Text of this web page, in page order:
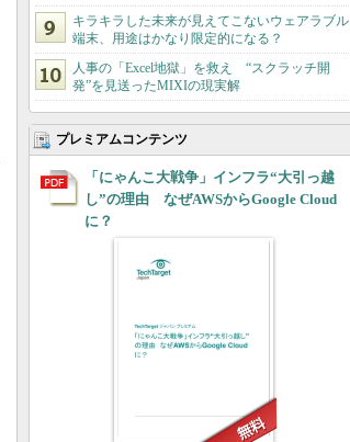
キラキラした未来が見えてこないウェアラブル
端末、用途はかなり限定的になる？
人事の「Excel地獄」を救え “スクラッチ開
発”を見送ったMIXIの現実解
プレミアムコンテンツ
「にゃんこ大戦争」インフラ“大引っ越
し”の理由 なぜAWSからGoogle Cloud
に？